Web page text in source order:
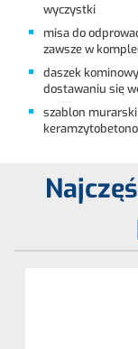
wyczystki
misa do
zawsze w
daszek
dostawaniu się
szablon murarski